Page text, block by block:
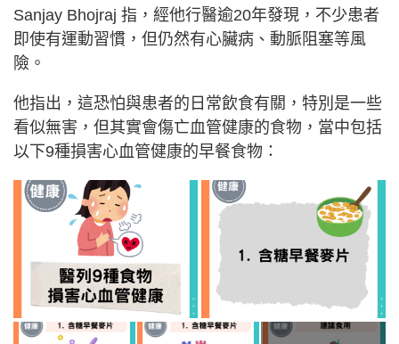
Sanjay Bhojraj 指，經他行醫逾20年發現，不少患者
即使有運動習慣，但仍然有心臟病、動脈阻塞等風
險。
他指出，這恐怕與患者的日常飲食有關，特別是一些
看似無害，但其實會傷亡血管健康的食物，當中包括
以下9種損害心血管健康的早餐食物：